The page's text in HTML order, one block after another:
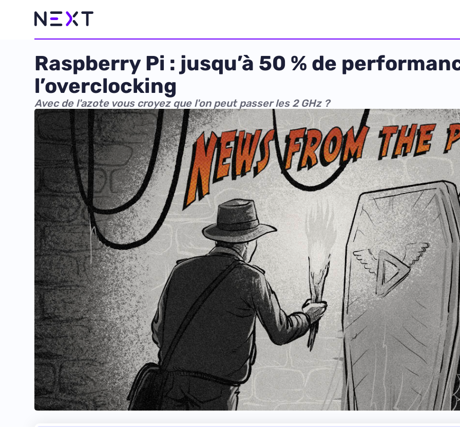
Raspberry Pi : jusqu’à 50 % de
l’overclocking
Avec de l'azote vous croyez que l'on peut passer les 2 GHz ?